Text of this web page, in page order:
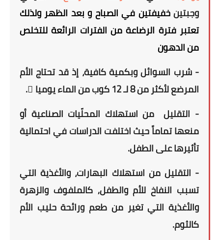
وجبتينخفيفتين في الصباح و بعد الظهرولذلك
تعتبر فترة الرضاعة من الفترات الرائعة للتخلص
من الدهون
- شرب السوائل وبكمية كافية، إذ قد تحتاج الأم
المرضع لأكثر من8 لـ 12 كوب
من الماء يوميا ً.
- التقليل من استهلاك المحلّيات الصناعية أو
منعها تماماًحيثاختلفت الدراسات في احتمالية
تأثيرها على الطفل.
- التقليل من استهلاك البهارات، والأغذية التي
تسبب النفاخ للأم والطفل, كالملفوف والزهرة
والأغذية التي تغير من طعم ورائحة حليب الأم
كالثوم.